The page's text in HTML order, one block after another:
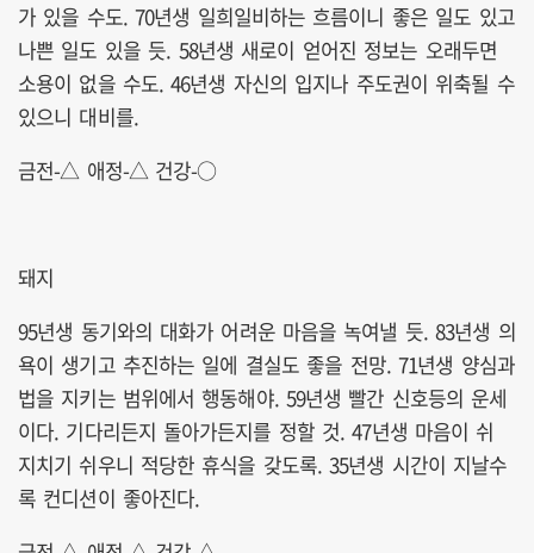
가 있을 수도. 70년생 일희일비하는 흐름이니 좋은 일도 있고
나쁜 일도 있을 듯. 58년생 새로이 얻어진 정보는 오래두면
소용이 없을 수도. 46년생 자신의 입지나 주도권이 위축될 수
있으니 대비를.
금전-△ 애정-△ 건강-○
돼지
95년생 동기와의 대화가 어려운 마음을 녹여낼 듯. 83년생 의
욕이 생기고 추진하는 일에 결실도 좋을 전망. 71년생 양심과
법을 지키는 범위에서 행동해야. 59년생 빨간 신호등의 운세
이다. 기다리든지 돌아가든지를 정할 것. 47년생 마음이 쉬
지치기 쉬우니 적당한 휴식을 갖도록. 35년생 시간이 지날수
록 컨디션이 좋아진다.